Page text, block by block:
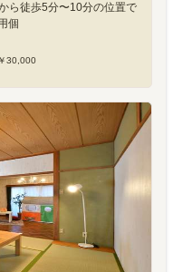
ら徒歩5分〜10分の位置で
個
￥30,000